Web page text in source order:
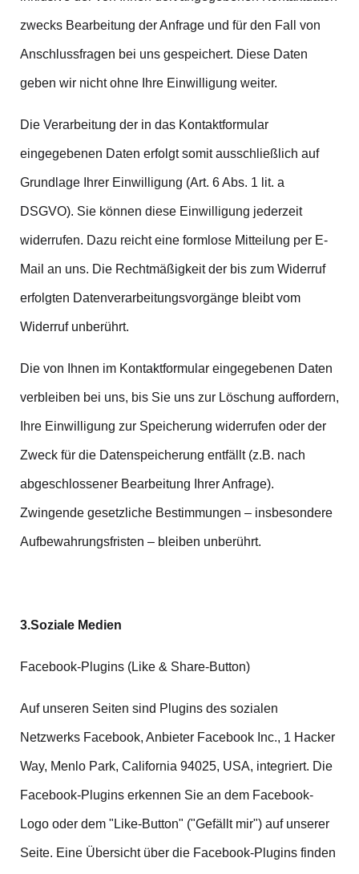
zwecks Bearbeitung der Anfrage und für den Fall von
Anschlussfragen bei uns gespeichert. Diese Daten
geben wir nicht ohne Ihre Einwilligung weiter.
Die Verarbeitung der in das Kontaktformular
eingegebenen Daten erfolgt somit ausschließlich auf
Grundlage Ihrer Einwilligung (Art. 6 Abs. 1 lit. a
DSGVO). Sie können diese Einwilligung jederzeit
widerrufen. Dazu reicht eine formlose Mitteilung per E-
Mail an uns. Die Rechtmäßigkeit der bis zum Widerruf
erfolgten Datenverarbeitungsvorgänge bleibt vom
Widerruf unberührt.
Die von Ihnen im Kontaktformular eingegebenen Daten
verbleiben bei uns, bis Sie uns zur Löschung auffordern,
Ihre Einwilligung zur Speicherung widerrufen oder der
Zweck für die Datenspeicherung entfällt (z.B. nach
abgeschlossener Bearbeitung Ihrer Anfrage).
Zwingende gesetzliche Bestimmungen – insbesondere
Aufbewahrungsfristen – bleiben unberührt.
3.Soziale Medien
Facebook-Plugins (Like & Share-Button)
Auf unseren Seiten sind Plugins des sozialen
Netzwerks Facebook, Anbieter Facebook Inc., 1 Hacker
Way, Menlo Park, California 94025, USA, integriert. Die
Facebook-Plugins erkennen Sie an dem Facebook-
Logo oder dem "Like-Button" ("Gefällt mir") auf unserer
Seite. Eine Übersicht über die Facebook-Plugins finden